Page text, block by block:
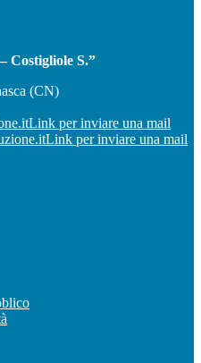
Costigliole S.”
(CN)
Link per inviare una mail
Link per inviare una mail